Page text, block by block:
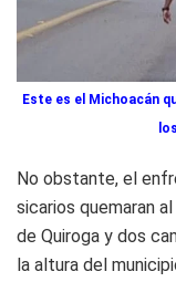
Este es el Michoacán
No obstante, el
sicarios quemaran
de Quiroga y dos
la altura del